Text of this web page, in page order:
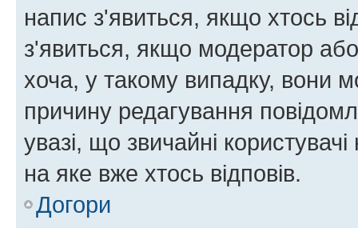
напис з'явиться, якщо хтось
з'явиться, якщо модератор
хоча, у такому випадку, вони
причину редагування
увазі, що звичайні
на яке вже хтось відповів.
Догори